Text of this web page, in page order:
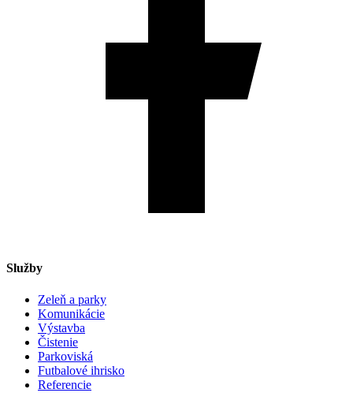
Služby
Zeleň a parky
Komunikácie
Výstavba
Čistenie
Parkoviská
Futbalové ihrisko
Referencie